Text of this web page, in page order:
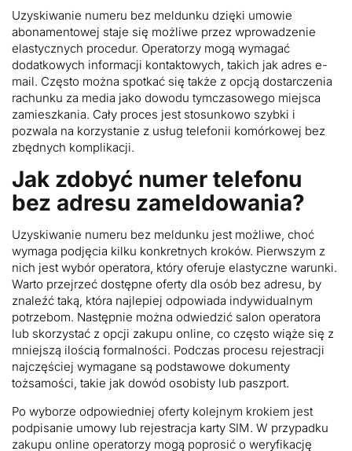
Uzyskiwanie numeru bez meldunku dzięki umowie
abonamentowej staje się możliwe przez wprowadzenie
elastycznych procedur. Operatorzy mogą wymagać
dodatkowych informacji kontaktowych, takich jak adres e-
mail. Często można spotkać się także z opcją dostarczenia
rachunku za media jako dowodu tymczasowego miejsca
zamieszkania. Cały proces jest stosunkowo szybki i
pozwala na korzystanie z usług telefonii komórkowej bez
zbędnych komplikacji.
Jak zdobyć numer telefonu
bez adresu zameldowania?
Uzyskiwanie numeru bez meldunku jest możliwe, choć
wymaga podjęcia kilku konkretnych kroków. Pierwszym z
nich jest wybór operatora, który oferuje elastyczne warunki.
Warto przejrzeć dostępne oferty dla osób bez adresu, by
znaleźć taką, która najlepiej odpowiada indywidualnym
potrzebom. Następnie można odwiedzić salon operatora
lub skorzystać z opcji zakupu online, co często wiąże się z
mniejszą ilością formalności. Podczas procesu rejestracji
najczęściej wymagane są podstawowe dokumenty
tożsamości, takie jak dowód osobisty lub paszport.
Po wyborze odpowiedniej oferty kolejnym krokiem jest
podpisanie umowy lub rejestracja karty SIM. W przypadku
zakupu online operatorzy mogą poprosić o weryfikację